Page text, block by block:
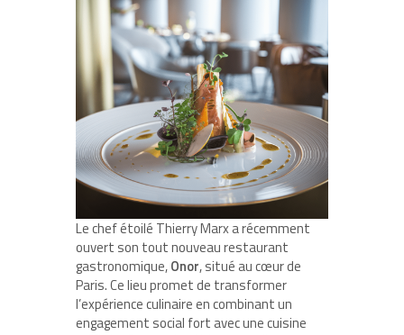
Le chef étoilé Thierry Marx a récemment
ouvert son tout nouveau restaurant
gastronomique,Onor, situé au cœur de
Paris. Ce lieu promet de transformer
l’expérience culinaire en combinant un
engagement social fort avec une cuisine